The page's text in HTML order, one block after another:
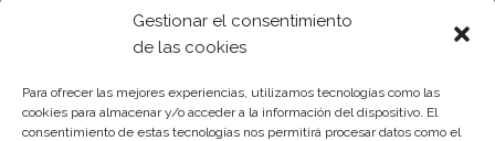
Gestionar el consentimiento
de las cookies
Para ofrecer las mejores experiencias, utilizamos tecnologías como las
cookies para almacenar y/o acceder a la información del dispositivo. El
consentimiento de estas tecnologías nos permitirá procesar datos como el
Política de Cookies
Política de privacidad
Formas de pago